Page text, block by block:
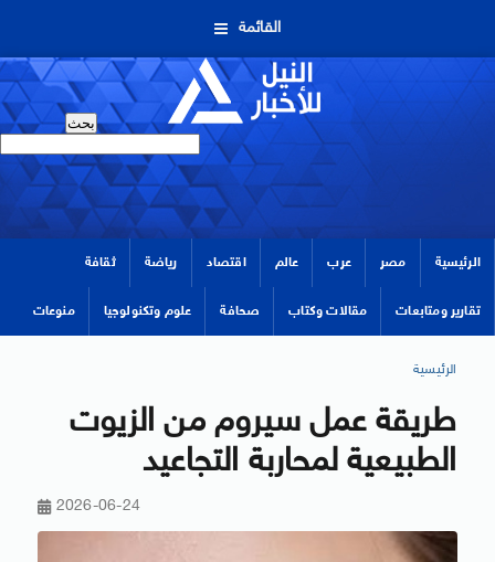
القائمة
الرئيسية مصر عرب عالم اقتصاد رياضة ثقافة
تقارير ومتابعات مقالات وكتاب صحافة علوم وتكنولوجيا منوعات
الرئيسية
طريقة عمل سيروم من الزيوت
الطبيعية لمحاربة التجاعيد
2026-06-24